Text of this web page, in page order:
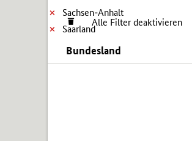
Sachsen-Anhalt
Saarland
Alle Filter deaktivieren
Bundesland